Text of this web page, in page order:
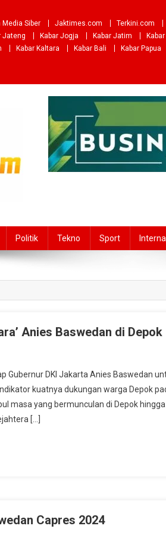
Media Siber Jaktimes.com Terkini.com
Jateng Kabar Jogja Kabar Jatim
Kabar Kaltara Kabar Bali Kabar Papua
Politik Tekno Sport
Anies Baswedan di Depok
Gubernur DKI Jakarta Anies Baswedan
kuatnya dukungan warga Depok
masa yang bermunculan di Depok
[…]
Capres 2024